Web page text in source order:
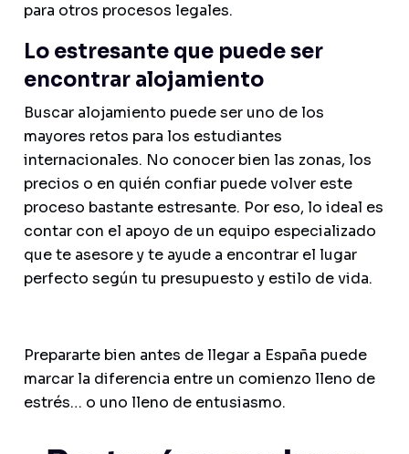
para otros procesos legales.
Lo estresante que puede ser
encontrar alojamiento
Buscar alojamiento puede ser uno de los
mayores retos para los estudiantes
internacionales. No conocer bien las zonas, los
precios o en quién confiar puede volver este
proceso bastante estresante. Por eso, lo ideal es
contar con el apoyo de un equipo especializado
que te asesore y te ayude a encontrar el lugar
perfecto según tu presupuesto y estilo de vida.
Prepararte bien antes de llegar a España puede
marcar la diferencia entre un comienzo lleno de
estrés… o uno lleno de entusiasmo.